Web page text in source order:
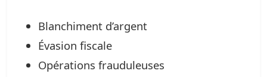
Blanchiment d’argent
Évasion fiscale
Opérations frauduleuses